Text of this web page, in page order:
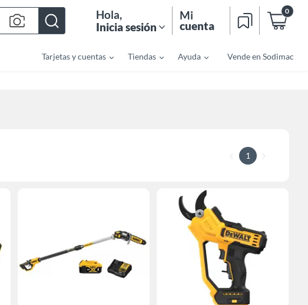
Hola,
Inicia sesión
Mi
cuenta
0
Tarjetas y cuentas Tiendas Ayuda Vende en Sodimac
1